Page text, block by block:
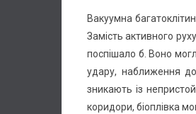
Вакуумна
Замість активного
поспішало б. Воно
удару, наближення
зникають із
коридори, біоплівка